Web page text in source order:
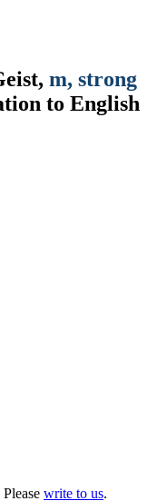
, m, strong
write to us.